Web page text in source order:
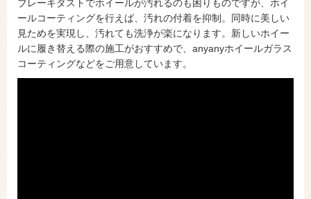
ブレーキダストでホイールが汚れるのも困りものですが、ホイ
ールコーティングを行えば、汚れの付着を抑制。同時に美しい
見ためを実現し、汚れても洗浄が楽になります。新しいホイー
ルに履き替える際の施工がおすすめで、anyanyホイールガラス
コーティングなどをご用意しています。